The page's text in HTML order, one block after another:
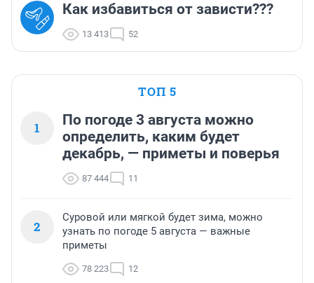
Как избавиться от зависти???
13 413 52
ТОП 5
1
По погоде 3 августа можно
определить, каким будет
декабрь, — приметы и поверья
87 444 11
2
Суровой или мягкой будет зима, можно
узнать по погоде 5 августа — важные
приметы
78 223 12